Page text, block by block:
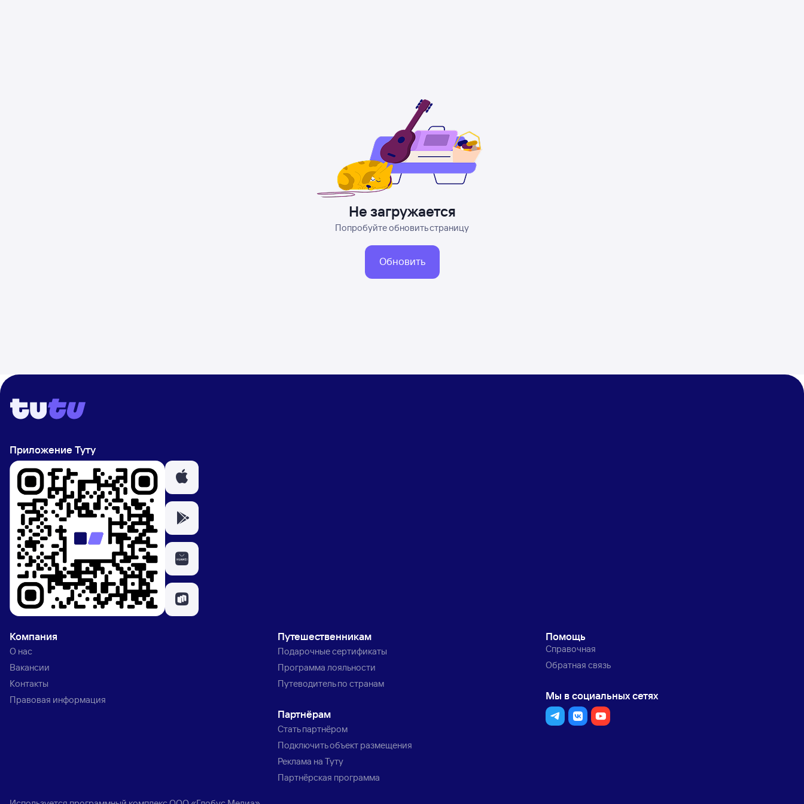
Не загружается
Попробуйте обновить страницу
Обновить
Приложение Туту
Компания
О нас
Вакансии
Контакты
Правовая информация
Путешественникам
Подарочные сертификаты
Программа лояльности
Путеводитель по странам
Партнёрам
Стать партнёром
Подключить объект размещения
Реклама на Туту
Партнёрская программа
Помощь
Справочная
Обратная связь
Мы в социальных сетях